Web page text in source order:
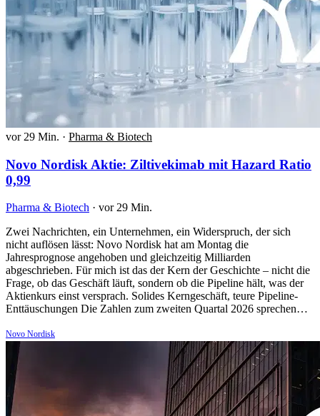
vor 29 Min. · Pharma & Biotech
Novo Nordisk Aktie: Ziltivekimab mit Hazard Ratio
0,99
Pharma & Biotech · vor 29 Min.
Zwei Nachrichten, ein Unternehmen, ein Widerspruch, der sich
nicht auflösen lässt: Novo Nordisk hat am Montag die
Jahresprognose angehoben und gleichzeitig Milliarden
abgeschrieben. Für mich ist das der Kern der Geschichte – nicht die
Frage, ob das Geschäft läuft, sondern ob die Pipeline hält, was der
Aktienkurs einst versprach. Solides Kerngeschäft, teure Pipeline-
Enttäuschungen Die Zahlen zum zweiten Quartal 2026 sprechen…
Novo Nordisk